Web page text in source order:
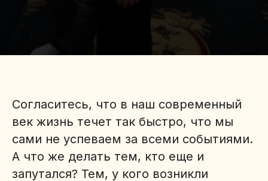
Согласитесь, что в наш современный
век жизнь течет так быстро, что мы
сами не успеваем за всеми событиями.
А что же делать тем, кто еще и
запутался? Тем, у кого возникли